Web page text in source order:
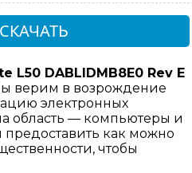
СКАЧАТЬ
L50 DABLIDMB8E0 Rev E
верим в возрождение
электронных
область — компьютеры и
предоставить как можно
чтобы